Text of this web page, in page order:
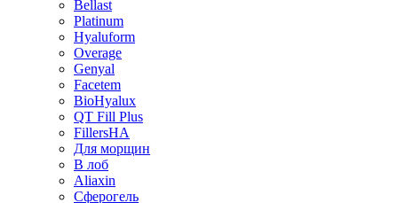
Bellast
Platinum
Hyaluform
Overage
Genyal
Facetem
BioHyalux
QT Fill Plus
FillersHA
Для морщин
В лоб
Aliaxin
Сферогель